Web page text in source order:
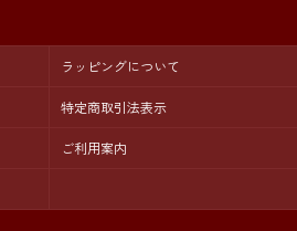
ラッピングについて
特定商取引法表示
ご利用案内